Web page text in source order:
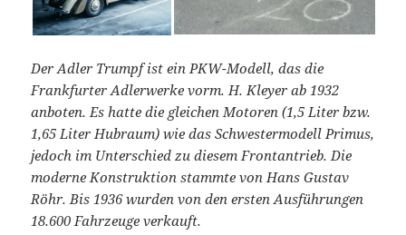
Der Adler Trumpf ist ein PKW-Modell, das die
Frankfurter Adlerwerke vorm. H. Kleyer ab 1932
anboten. Es hatte die gleichen Motoren (1,5 Liter bzw.
1,65 Liter Hubraum) wie das Schwestermodell Primus,
jedoch im Unterschied zu diesem Frontantrieb. Die
moderne Konstruktion stammte von Hans Gustav
Röhr. Bis 1936 wurden von den ersten Ausführungen
18.600 Fahrzeuge verkauft.